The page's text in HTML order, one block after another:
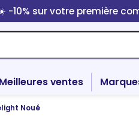
-10% sur votre première
Meilleures ventes
Noué